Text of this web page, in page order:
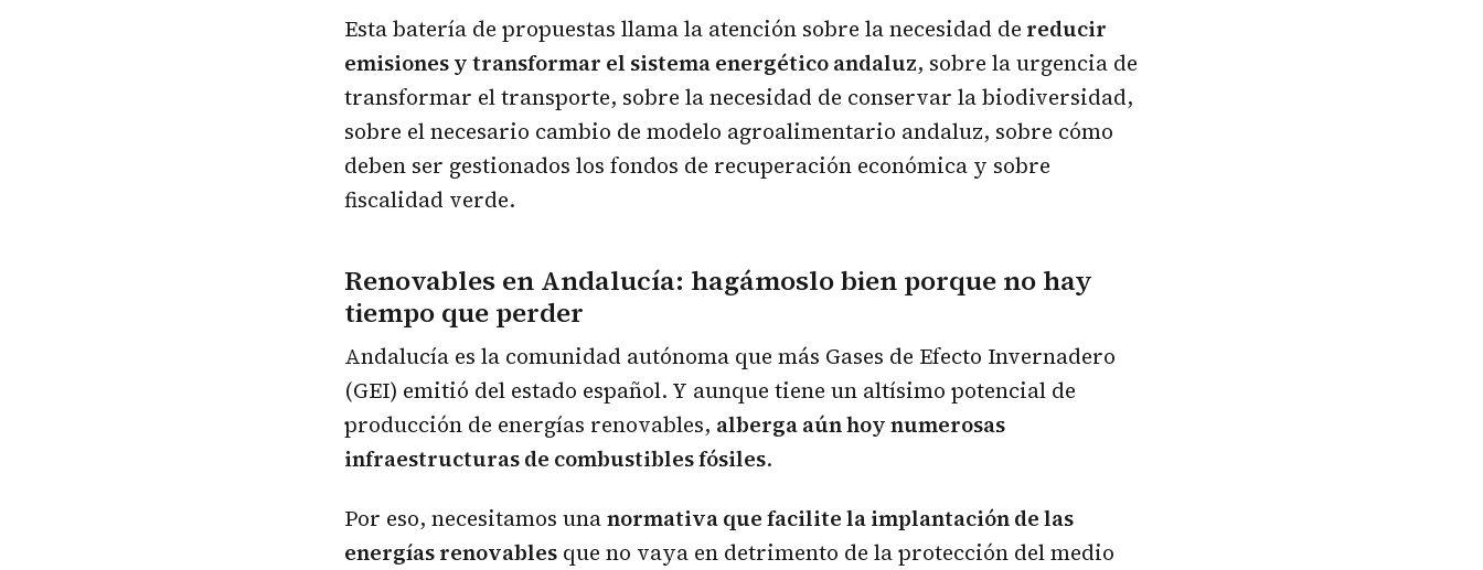
Esta batería de propuestas llama la atención sobre la necesidad de reducir
emisiones y transformar el sistema energético andaluz, sobre la urgencia de
transformar el transporte, sobre la necesidad de conservar la biodiversidad,
sobre el necesario cambio de modelo agroalimentario andaluz, sobre cómo
deben ser gestionados los fondos de recuperación económica y sobre
fiscalidad verde.
Renovables en Andalucía: hagámoslo bien porque no hay
tiempo que perder
Andalucía es la comunidad autónoma que más Gases de Efecto Invernadero
(GEI) emitió del estado español. Y aunque tiene un altísimo potencial de
producción de energías renovables, alberga aún hoy numerosas
infraestructuras de combustibles fósiles.
Por eso, necesitamos unanormativa que facilite la implantación de las
energías renovables que no vaya en detrimento de la protección del medio